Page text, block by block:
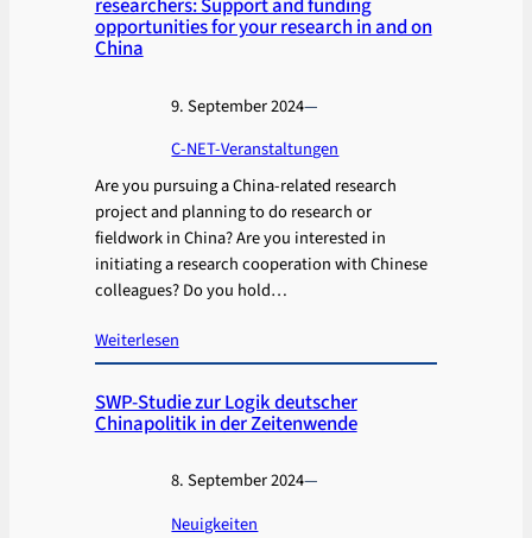
researchers: Support and funding
opportunities for your research in and on
China
9. September 2024—
C-NET-Veranstaltungen
Are you pursuing a China-related research
project and planning to do research or
fieldwork in China? Are you interested in
initiating a research cooperation with Chinese
colleagues? Do you hold…
Weiterlesen
SWP-Studie zur Logik deutscher
Chinapolitik in der Zeitenwende
8. September 2024—
Neuigkeiten